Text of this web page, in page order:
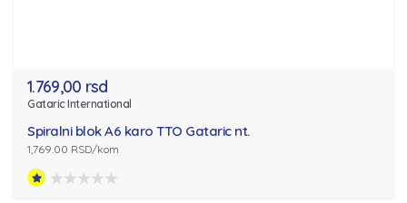
1.769,00 rsd
Gataric International
Spiralni blok A6 karo TTO Gataric nt.
1,769.00 RSD/kom